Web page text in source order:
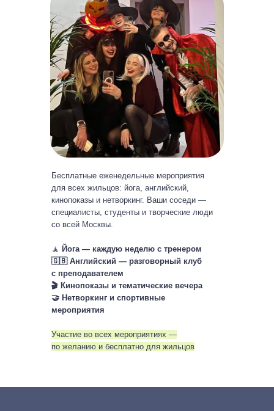
Бесплатные еженедельные мероприятия
для всех жильцов: йога, английский,
кинопоказы и нетворкинг. Ваши соседи —
специалисты, студенты и творческие люди
со всей Москвы.
🧘 Йога — каждую неделю с тренером
🇬🇧 Английский — разговорный клуб
с преподавателем
🎬 Кинопоказы и тематические вечера
🤝 Нетворкинг и спортивные
мероприятия
Участие во всех мероприятиях —
по желанию и бесплатно для жильцов